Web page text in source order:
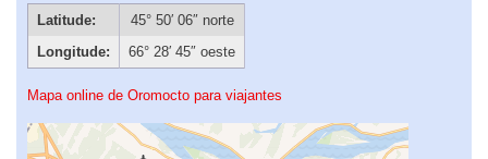
Latitude:
45° 50′ 06″ norte
Longitude:
66° 28′ 45″ oeste
Mapa online de Oromocto para viajantes